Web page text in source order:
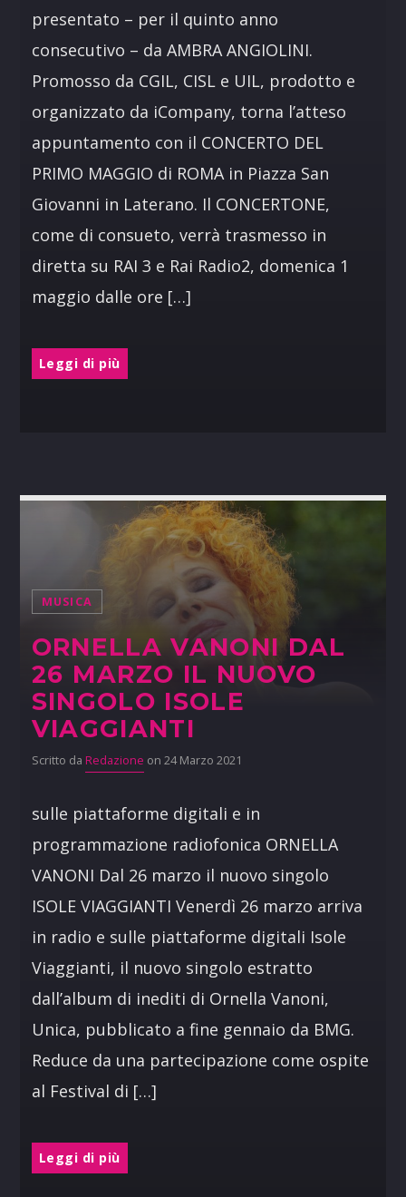
presentato – per il quinto anno
consecutivo – da AMBRA ANGIOLINI.
Promosso da CGIL, CISL e UIL, prodotto e
organizzato da iCompany, torna l’atteso
appuntamento con il CONCERTO DEL
PRIMO MAGGIO di ROMA in Piazza San
Giovanni in Laterano. Il CONCERTONE,
come di consueto, verrà trasmesso in
diretta su RAI 3 e Rai Radio2, domenica 1
maggio dalle ore […]
Leggi di più
MUSICA
ORNELLA VANONI DAL
26 MARZO IL NUOVO
SINGOLO ISOLE
VIAGGIANTI
Scritto da Redazione on 24 Marzo 2021
sulle piattaforme digitali e in
programmazione radiofonica ORNELLA
VANONI Dal 26 marzo il nuovo singolo
ISOLE VIAGGIANTI Venerdì 26 marzo arriva
in radio e sulle piattaforme digitali Isole
Viaggianti, il nuovo singolo estratto
dall’album di inediti di Ornella Vanoni,
Unica, pubblicato a fine gennaio da BMG.
Reduce da una partecipazione come ospite
al Festival di […]
Leggi di più